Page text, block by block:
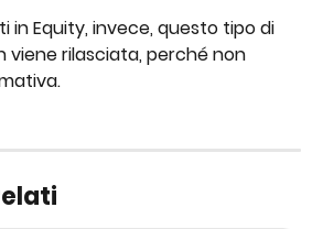
in Equity, invece, questo tipo di
viene rilasciata, perché non